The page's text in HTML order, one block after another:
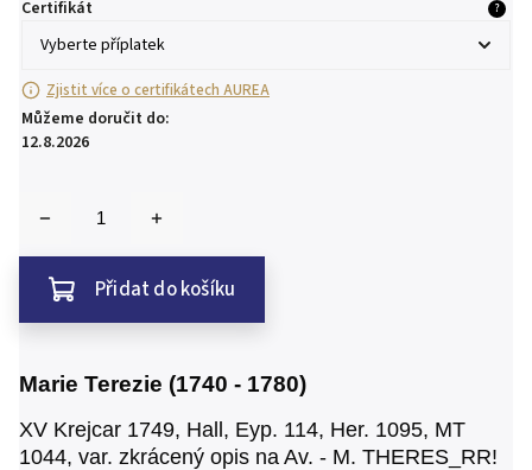
Certifikát ?
Zjistit více o certifikátech AUREA
Můžeme doručit do:
12.8.2026
Přidat do košíku
Marie Terezie (1740 - 1780)
XV Krejcar 1749, Hall, Eyp. 114, Her. 1095, MT
1044, var. zkrácený opis na Av. - M. THERES_RR!